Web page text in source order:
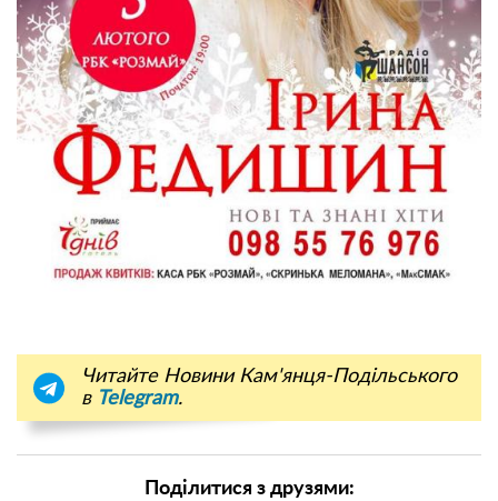
Читайте Новини Кам'янця-Подільського
в Telegram.
Поділитися з друзями: